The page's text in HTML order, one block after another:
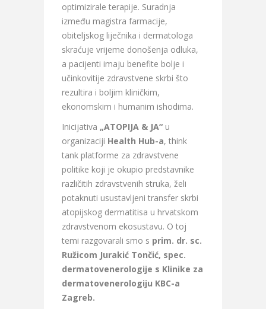
optimizirale terapije. Suradnja
između magistra farmacije,
obiteljskog liječnika i dermatologa
skraćuje vrijeme donošenja odluka,
a pacijenti imaju benefite bolje i
učinkovitije zdravstvene skrbi što
rezultira i boljim kliničkim,
ekonomskim i humanim ishodima.
Inicijativa „ATOPIJA & JA“ u
organizaciji Health Hub-a, think
tank platforme za zdravstvene
politike koji je okupio predstavnike
različitih zdravstvenih struka, želi
potaknuti usustavljeni transfer skrbi
atopijskog dermatitisa u hrvatskom
zdravstvenom ekosustavu. O toj
temi razgovarali smo s prim. dr. sc.
Ružicom Jurakić Tončić, spec.
dermatovenerologije s Klinike za
dermatovenerologiju KBC-a
Zagreb.